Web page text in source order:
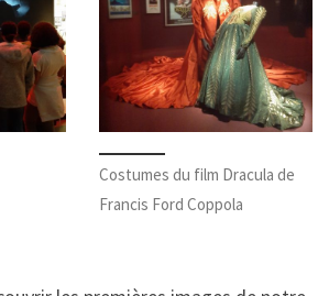
Costumes du film Dracula de
Francis Ford Coppola